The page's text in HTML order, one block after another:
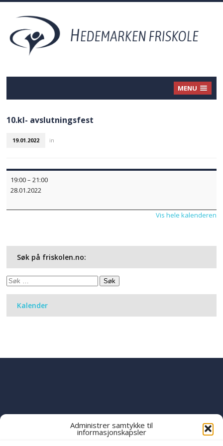
Administrer samtykke til
informasjonskapsler
MENU
10.kl- avslutningsfest
19.01.2022 in
19:00–21:00
28.01.2022
Vis hele kalenderen
Søk på friskolen.no:
Søk
Kalender